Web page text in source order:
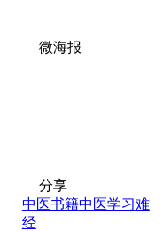
微海报
分享
中医书籍中医学习难
经